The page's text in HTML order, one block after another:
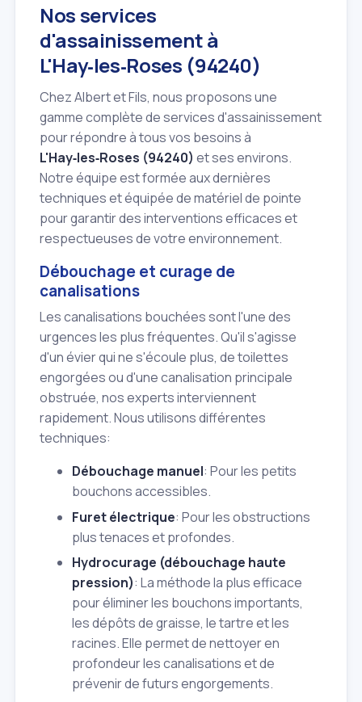
Nos services
d'assainissement à
L'Hay‑les‑Roses (94240)
Chez Albert et Fils, nous proposons une
gamme complète de services d'assainissement
pour répondre à tous vos besoins à
L'Hay‑les‑Roses (94240) et ses environs.
Notre équipe est formée aux dernières
techniques et équipée de matériel de pointe
pour garantir des interventions efficaces et
respectueuses de votre environnement.
Débouchage et curage de
canalisations
Les canalisations bouchées sont l'une des
urgences les plus fréquentes. Qu'il s'agisse
d'un évier qui ne s'écoule plus, de toilettes
engorgées ou d'une canalisation principale
obstruée, nos experts interviennent
rapidement. Nous utilisons différentes
techniques:
Débouchage manuel: Pour les petits
bouchons accessibles.
Furet électrique: Pour les obstructions
plus tenaces et profondes.
Hydrocurage (débouchage haute
pression): La méthode la plus efficace
pour éliminer les bouchons importants,
les dépôts de graisse, le tartre et les
racines. Elle permet de nettoyer en
profondeur les canalisations et de
prévenir de futurs engorgements.